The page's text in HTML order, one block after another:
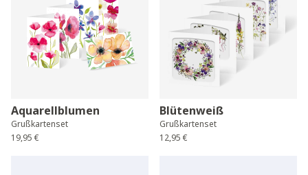
Aquarellblumen
Grußkartenset
19,95 €
Blütenweiß
Grußkartenset
12,95 €